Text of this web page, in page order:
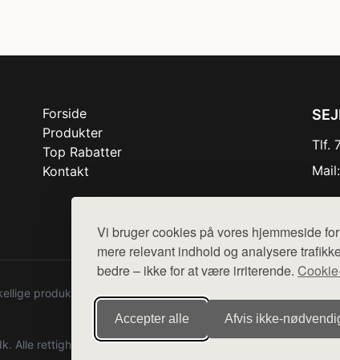
Vi bruger cookies på vores hjemmeside
mere relevant indhold og analysere
bedre – ikke for at være irriterende.
Accepter alle Afvis
Forside
Produkter
Top Rabatter
Kontakt
Tlf.
Mail:
produkter fra diverse webshops. Der sælges ikke varer fra
Alle rettigheder forbeholdes.